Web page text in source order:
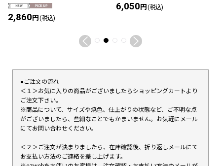
2,860円 (税込)
6,050円 (税込)
●ご注文の流れ
＜１＞お気に入りの商品がございましたらショッピングカートより
ご注文下さい。
※商品について、サイズや焼色、仕上がりの状態など、ご不明な点
がございましたら、些細なことでもかまいません。お気軽にメール
にてお問い合わせください。
＜２＞ご注文が決まりましたら、在庫確認後、折り返しメールにて
お支払い方法のご連絡を差し上げます。